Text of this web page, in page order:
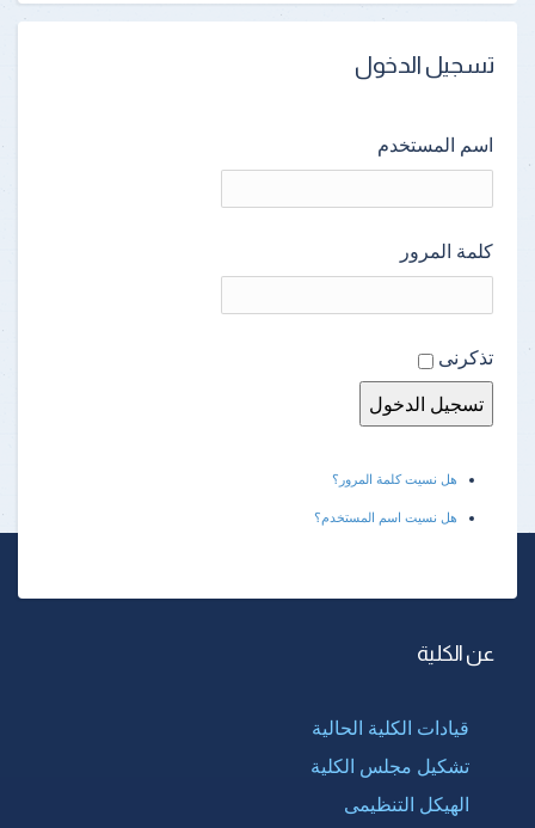
تسجيل الدخول
اسم المستخدم
كلمة المرور
تذكرنى
هل نسيت كلمة المرور؟
هل نسيت اسم المستخدم؟
عن الكلية
قيادات الكلية الحالية
تشكيل مجلس الكلية
الهيكل التنظيمى